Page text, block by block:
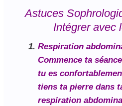
Astuces
Intégrer avec
Respiration
Commence ta
tu es
tiens ta pierre dans
respiration